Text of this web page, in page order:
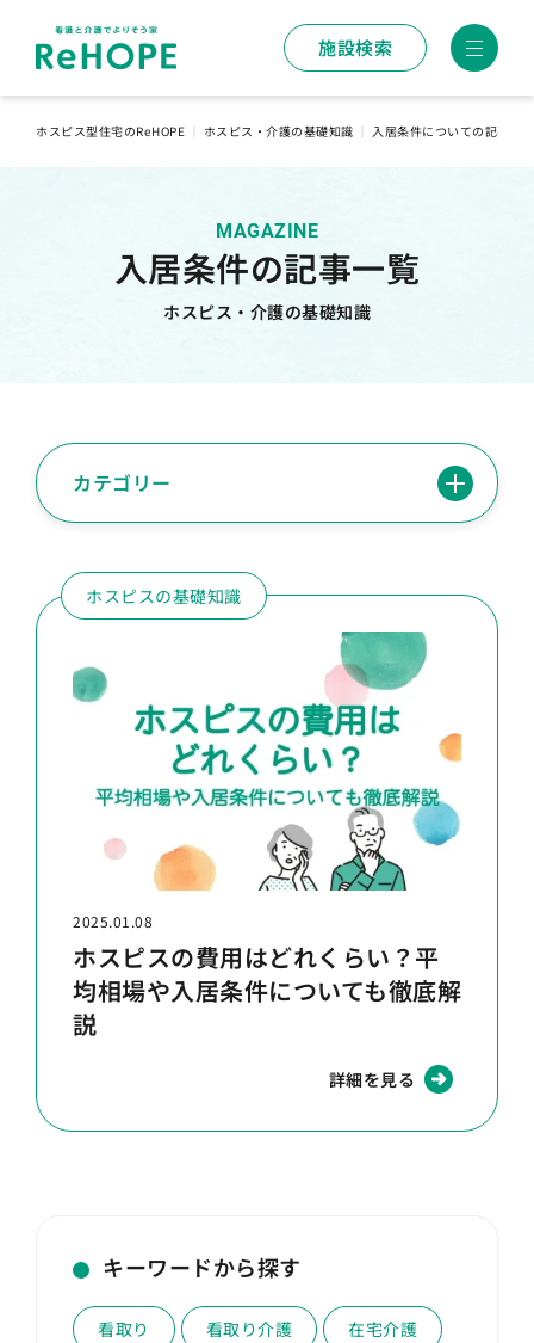
施設検索
ホスピス型住宅のReHOPE ホスピス・介護の基礎知識 入居条件についての記事一覧
MAGAZINE
入居条件の記事一覧
ホスピス・介護の基礎知識
カテゴリー
ホスピスの基礎知識
2025.01.08
ホスピスの費用はどれくらい？平
均相場や入居条件についても徹底解
説
詳細を見る
キーワードから探す
看取り 看取り介護 在宅介護